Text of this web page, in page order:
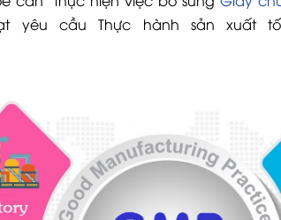
yêu cầu Thực hành sản xuất